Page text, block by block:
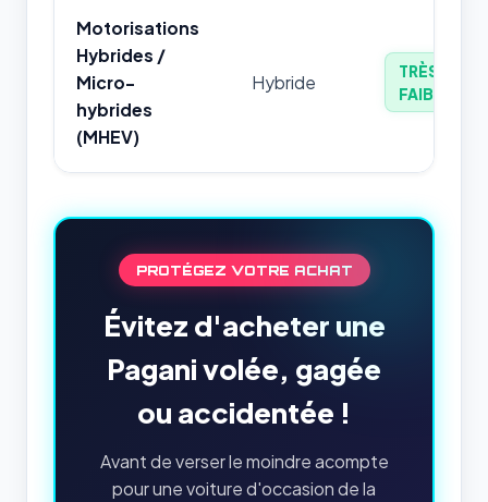
Motorisations
Hybrides /
Micro-
hybrides
(MHEV)
Hybride
TRÈS
FAIBLE
PROTÉGEZ VOTRE ACHAT
Évitez d'acheter une
Pagani volée, gagée
ou accidentée !
Avant de verser le moindre acompte
pour une voiture d'occasion de la